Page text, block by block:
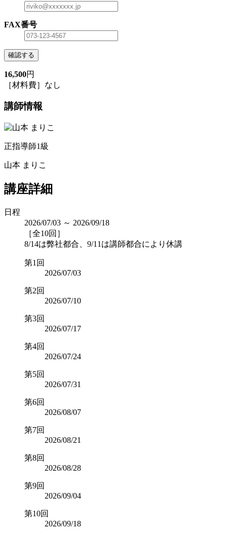
FAX番号
確認する
16,500円
［材料費］なし
講師情報
正指導師1級
山本 まりこ
講座詳細
日程
2026/07/03 ～ 2026/09/18
［全10回］
8/14は弊社都合、9/11は講師都合により休講
第1回
2026/07/03
第2回
2026/07/10
第3回
2026/07/17
第4回
2026/07/24
第5回
2026/07/31
第6回
2026/08/07
第7回
2026/08/21
第8回
2026/08/28
第9回
2026/09/04
第10回
2026/09/18